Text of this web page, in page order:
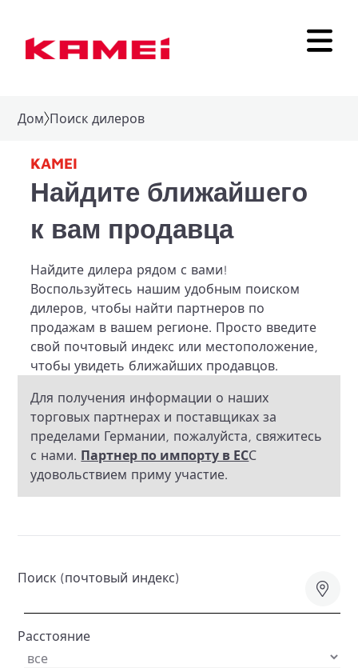
Дом Поиск дилеров
KAMEI
Найдите ближайшего
к вам продавца
Найдите дилера рядом с вами!
Воспользуйтесь нашим удобным поиском
дилеров, чтобы найти партнеров по
продажам в вашем регионе. Просто введите
свой почтовый индекс или местоположение,
чтобы увидеть ближайших продавцов.
Для получения информации о наших
торговых партнерах и поставщиках за
пределами Германии, пожалуйста, свяжитесь
с нами. Партнер по импорту в ЕСС
удовольствием приму участие.
Поиск (почтовый индекс)
Расстояние